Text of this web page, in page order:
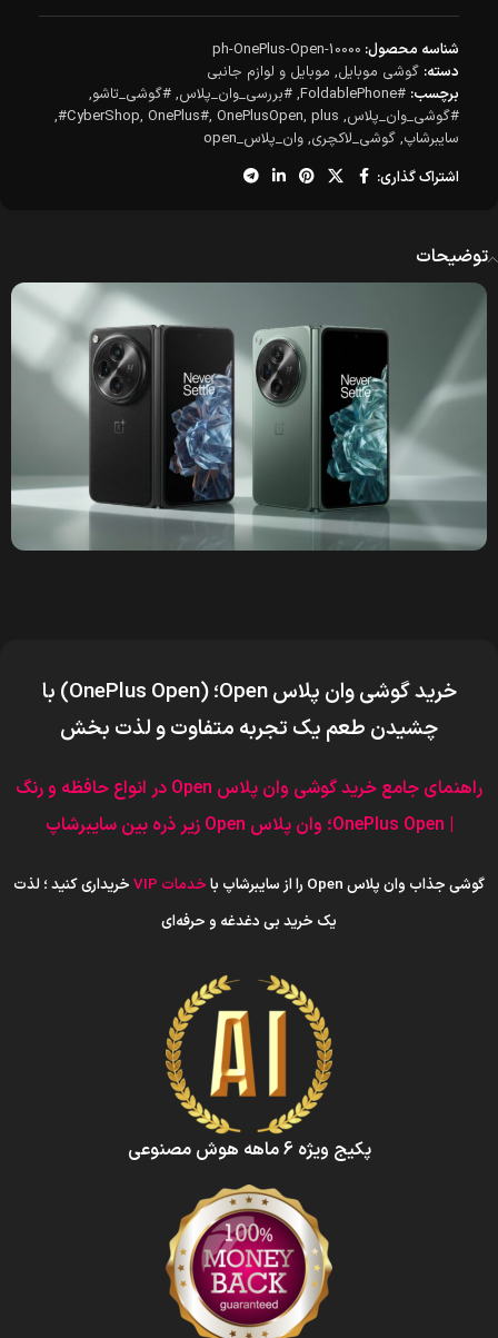
شناسه محصول: ph-OnePlus-Open-10000
دسته: گوشی موبایل, موبایل و لوازم جانبی
برچسب: #FoldablePhone
, #بررسی_وان_پلاس, #گوشی_تاشو,
#گوشی_وان_پلاس,
CyberShop, OnePlus#, OnePlusOpen, plus#
,
سایبرشاپ, گوشی_لاکچری, وان_پلاس_open
اشتراک گذاری:
توضیحات
خریدگوشی وان پلاس Open؛ (
OnePlus Open) با
چشیدن طعم یک تجربه متفاوت و لذت بخش
راهنمای جامع خرید گوشی وان پلاس Open در انواع حافظه و رنگ
|
OnePlus Open؛ وان پلاس Open زیر ذره بین سایبرشاپ
گوشی جذاب وان پلاس Open را از سایبرشاپ با خدمات VIP
خریداری کنید ؛ لذت
یک خرید بی دغدغه و حرفه‌ای
پکیج ویژه 6 ماهه هوش‌ مصنوعی‌